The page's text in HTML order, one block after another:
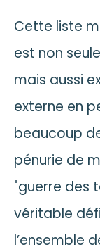
Cette liste
est non
mais aussi
externe en
beaucoup
pénurie de
"guerre des
véritable
l’ensemble